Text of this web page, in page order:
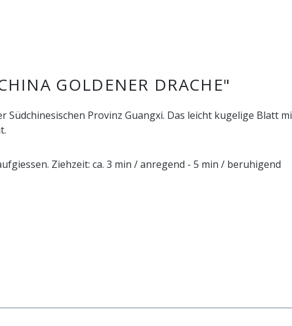
GOLDENER DRACHE"
Südchinesischen Provinz Guangxi. Das leicht kugelige Blatt
Ziehzeit: ca. 3 min / anregend - 5 min / beruhigend